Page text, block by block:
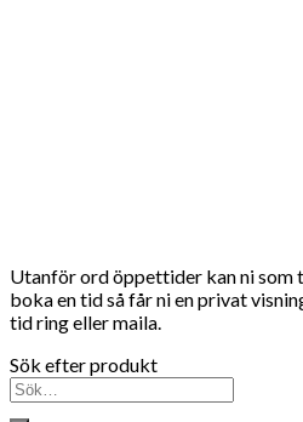
Utanför ord öppettider kan ni som
boka en tid så får ni en privat
tid ring eller maila.
Sök efter produkt
Sök
efter: